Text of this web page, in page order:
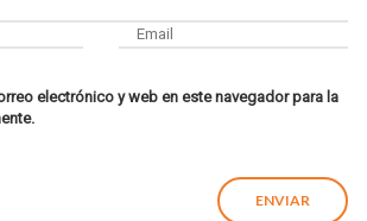
electrónico y web en este navegador para la